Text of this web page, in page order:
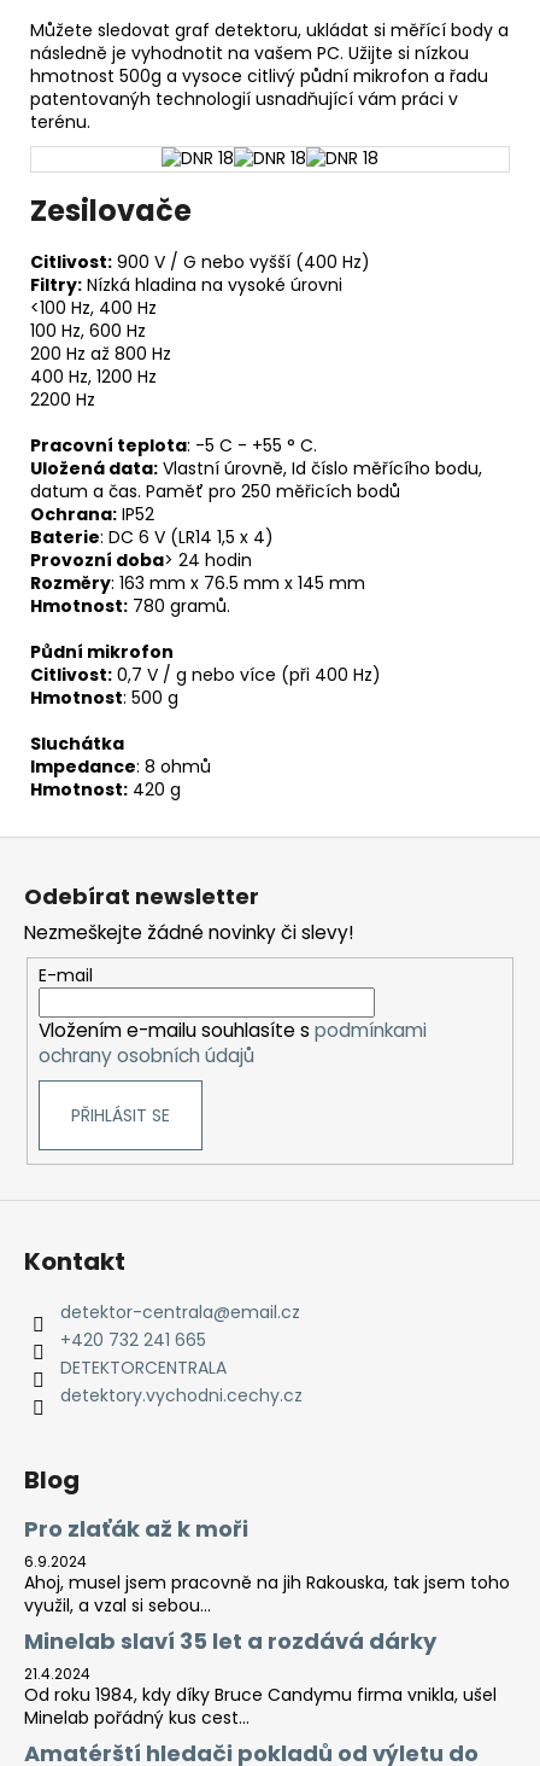
Můžete sledovat graf detektoru, ukládat si měřící body a
následně je vyhodnotit na vašem PC. Užijte si nízkou
hmotnost 500g a vysoce citlivý půdní mikrofon a řadu
patentovanýh technologií usnadňující vám práci v
terénu.
Zesilovače
Citlivost: 900 V / G nebo vyšší (400 Hz)
Filtry: Nízká hladina na vysoké úrovni
<100 Hz, 400 Hz
100 Hz, 600 Hz
200 Hz až 800 Hz
400 Hz, 1200 Hz
2200 Hz
Pracovní teplota: -5 C - +55 ° C.
Uložená data: Vlastní úrovně, Id číslo měřícího bodu,
datum a čas. Paměť pro 250 měřicích bodů
Ochrana: IP52
Baterie: DC 6 V (LR14 1,5 x 4)
Provozní doba> 24 hodin
Rozměry: 163 mm x 76.5 mm x 145 mm
Hmotnost: 780 gramů.
Půdní mikrofon
Citlivost: 0,7 V / g nebo více (při 400 Hz)
Hmotnost: 500 g
Sluchátka
Impedance: 8 ohmů
Hmotnost: 420 g
Odebírat newsletter
Nezmeškejte žádné novinky či slevy!
E-mail
Vložením e-mailu souhlasíte s podmínkami
ochrany osobních údajů
PŘIHLÁSIT SE
Kontakt
detektor-centrala@email.cz
+420 732 241 665
DETEKTORCENTRALA
detektory.vychodni.cechy.cz
Blog
Pro zlaťák až k moři
6.9.2024
Ahoj, musel jsem pracovně na jih Rakouska, tak jsem toho
využil, a vzal si sebou...
Minelab slaví 35 let a rozdává dárky
21.4.2024
Od roku 1984, kdy díky Bruce Candymu firma vnikla, ušel
Minelab pořádný kus cest...
Amatérští hledači pokladů od výletu do